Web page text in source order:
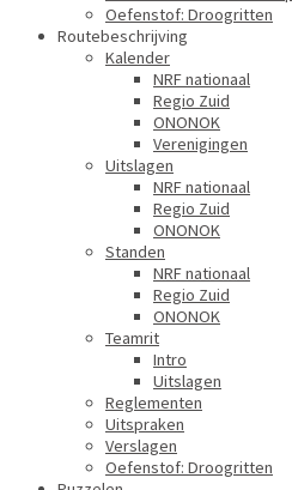
Oefenstof: Droogritten
Routebeschrijving
Kalender
NRF nationaal
Regio Zuid
ONONOK
Verenigingen
Uitslagen
NRF nationaal
Regio Zuid
ONONOK
Standen
NRF nationaal
Regio Zuid
ONONOK
Teamrit
Intro
Uitslagen
Reglementen
Uitspraken
Verslagen
Oefenstof: Droogritten